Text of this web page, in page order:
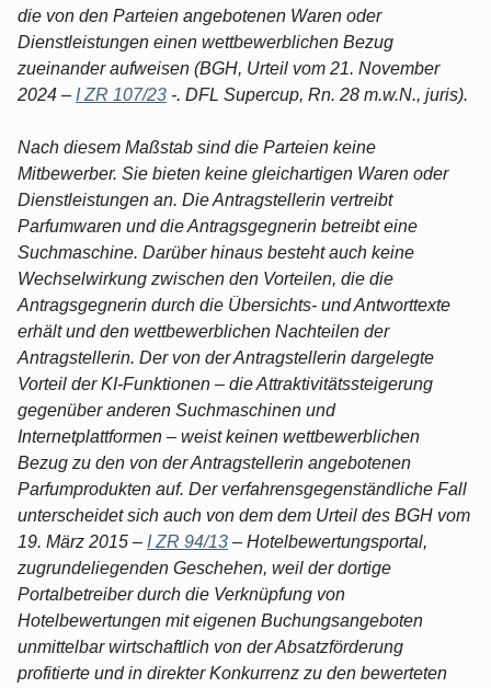
die von den Parteien angebotenen Waren oder
Dienstleistungen einen wettbewerblichen Bezug
zueinander aufweisen (BGH, Urteil vom 21. November
2024 – I ZR 107/23 -. DFL Supercup, Rn. 28 m.w.N., juris).
Nach diesem Maßstab sind die Parteien keine
Mitbewerber. Sie bieten keine gleichartigen Waren oder
Dienstleistungen an. Die Antragstellerin vertreibt
Parfumwaren und die Antragsgegnerin betreibt eine
Suchmaschine. Darüber hinaus besteht auch keine
Wechselwirkung zwischen den Vorteilen, die die
Antragsgegnerin durch die Übersichts- und Antworttexte
erhält und den wettbewerblichen Nachteilen der
Antragstellerin. Der von der Antragstellerin dargelegte
Vorteil der KI-Funktionen – die Attraktivitätssteigerung
gegenüber anderen Suchmaschinen und
Internetplattformen – weist keinen wettbewerblichen
Bezug zu den von der Antragstellerin angebotenen
Parfumprodukten auf. Der verfahrensgegenständliche Fall
unterscheidet sich auch von dem dem Urteil des BGH vom
19. März 2015 – I ZR 94/13 – Hotelbewertungsportal,
zugrundeliegenden Geschehen, weil der dortige
Portalbetreiber durch die Verknüpfung von
Hotelbewertungen mit eigenen Buchungsangeboten
unmittelbar wirtschaftlich von der Absatzförderung
profitierte und in direkter Konkurrenz zu den bewerteten